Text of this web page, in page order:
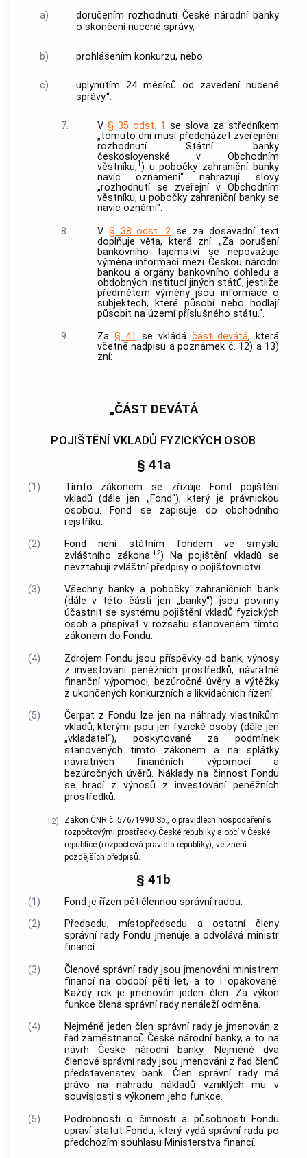
a)
doručením rozhodnutí České národní banky
o skončení nucené správy,
b) prohlášením konkurzu, nebo
c)
uplynutím 24 měsíců od zavedení nucené
správy.“.
7. V § 35 odst. 1 se slova za středníkem
„tomuto dni musí předcházet zveřejnění
rozhodnutí Státní banky
československé v Obchodním
věstníku,1) u pobočky zahraniční banky
navíc oznámení“ nahrazují slovy
„rozhodnutí se zveřejní v Obchodním
věstníku, u pobočky zahraniční banky se
navíc oznámí“.
8.
V § 38 odst. 2 se za dosavadní text
doplňuje věta, která zní: „Za porušení
bankovního tajemství se nepovažuje
výměna informací mezi Českou národní
bankou a orgány bankovního dohledu a
obdobných institucí jiných států, jestliže
předmětem výměny jsou informace o
subjektech, které působí nebo hodlají
působit na území příslušného státu.“.
9.
Za § 41 se vkládá část devátá, která
včetně nadpisu a poznámek č. 12) a 13)
zní:
„ČÁST DEVÁTÁ
POJIŠTĚNÍ VKLADŮ FYZICKÝCH OSOB
§ 41a
(1)
Tímto zákonem se zřizuje Fond pojištění
vkladů (dále jen „Fond“), který je právnickou
osobou. Fond se zapisuje do obchodního
rejstříku.
(2)
Fond není státním fondem ve smyslu
zvláštního zákona.12) Na pojištění vkladů se
nevztahují zvláštní předpisy o pojišťovnictví.
(3)
Všechny banky a pobočky zahraničních bank
(dále v této části jen „banky“) jsou povinny
účastnit se systému pojištění vkladů fyzických
osob a přispívat v rozsahu stanoveném tímto
zákonem do Fondu.
(4)
Zdrojem Fondu jsou příspěvky od bank, výnosy
z investování peněžních prostředků, návratné
finanční výpomoci, bezúročné úvěry a výtěžky
z ukončených konkurzních a likvidačních řízení.
(5)
Čerpat z Fondu lze jen na náhrady vlastníkům
vkladů, kterými jsou jen fyzické osoby (dále jen
„vkladatel“), poskytované za podmínek
stanovených tímto zákonem a na splátky
návratných finančních výpomocí a
bezúročných úvěrů. Náklady na činnost Fondu
se hradí z výnosů z investování peněžních
prostředků.
12)
Zákon ČNR č. 576/1990 Sb., o pravidlech hospodaření s
rozpočtovými prostředky České republiky a obcí v České
republice (rozpočtová pravidla republiky), ve znění
pozdějších předpisů.
§ 41b
(1)
Fond je řízen pětičlennou správní radou.
(2)
Předsedu, místopředsedu a ostatní členy
správní rady Fondu jmenuje a odvolává ministr
financí.
(3)
Členové správní rady jsou jmenováni ministrem
financí na období pěti let, a to i opakovaně.
Každý rok je jmenován jeden člen. Za výkon
funkce člena správní rady nenáleží odměna.
(4)
Nejméně jeden člen správní rady je jmenován z
řad zaměstnanců České národní banky, a to na
návrh České národní banky. Nejméně dva
členové správní rady jsou jmenováni z řad členů
představenstev bank. Člen správní rady má
právo na náhradu nákladů vzniklých mu v
souvislosti s výkonem jeho funkce.
(5)
Podrobnosti o činnosti a působnosti Fondu
upraví statut Fondu, který vydá správní rada po
předchozím souhlasu Ministerstva financí.